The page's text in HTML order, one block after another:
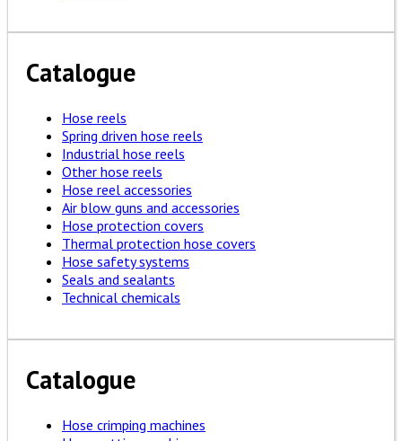
Catalogue
Hose reels
Spring driven hose reels
Industrial hose reels
Other hose reels
Hose reel accessories
Air blow guns and accessories
Hose protection covers
Thermal protection hose covers
Hose safety systems
Seals and sealants
Technical chemicals
Catalogue
Hose crimping machines